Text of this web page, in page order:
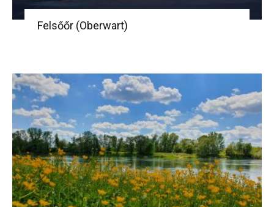
Felsőőr (Oberwart)